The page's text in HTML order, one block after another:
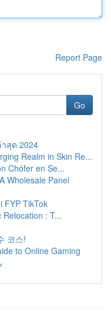
Report Page
Go
สุด 2024
Realm in Skin Re...
Chófer en Se...
Wholesale Panel
FYP TikTok
: T...
코스!
to Online Gaming